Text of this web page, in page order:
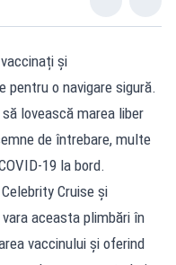
și
o navigare sigură.
lovească marea liber
de întrebare, multe
19 la bord.
Cruise și
aceasta plimbări în
vaccinului și oferind